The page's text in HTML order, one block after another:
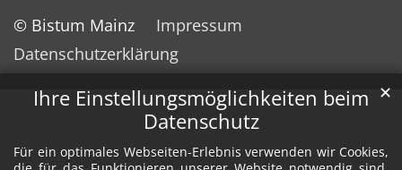
Ihre Einstellungsmöglichkeiten beim
Datenschutz
Für ein optimales Webseiten-Erlebnis verwenden wir Cookies,
✕
© Bistum Mainz
Impressum
Datenschutzerklärung